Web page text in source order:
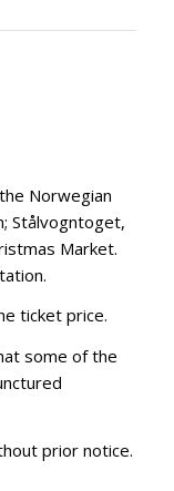
Norwegian
Stålvogntoget,
Market.
ticket price.
some of the
prior notice.